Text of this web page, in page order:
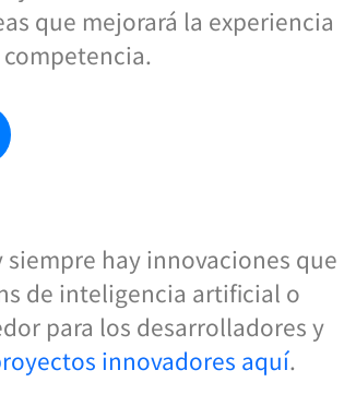
que mejorará la experiencia
hay innovaciones que
de inteligencia artificial o
para los desarrolladores y
innovadores aquí.